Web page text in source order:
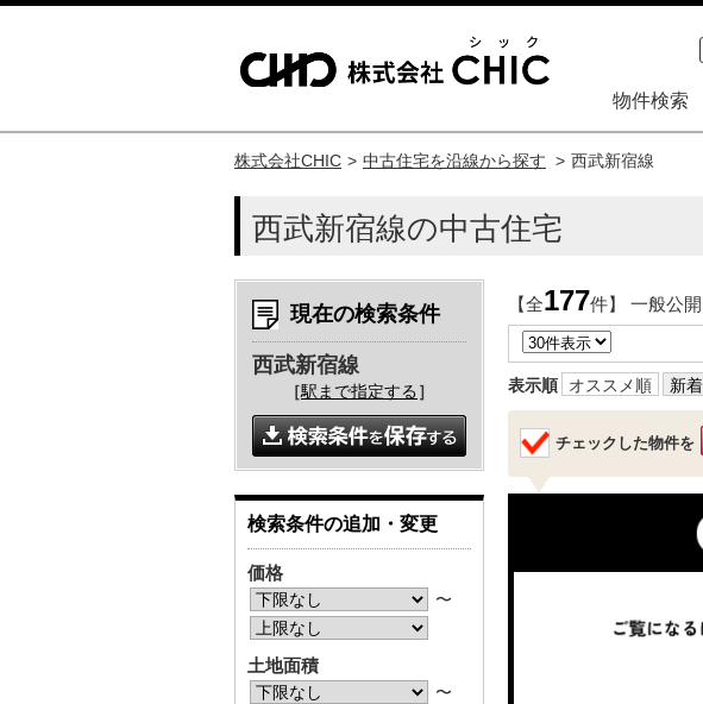
物件検索
株式会社CHIC 中古住宅を沿線から探す 西武新宿線
西武新宿線の中古住宅
【全177件】 一般公開
表示順 オススメ順 新
チェックした物件を
現在の検索条件
西武新宿線
［駅まで指定する ］
検索条件の追加・変更
価格
〜
土地面積
〜